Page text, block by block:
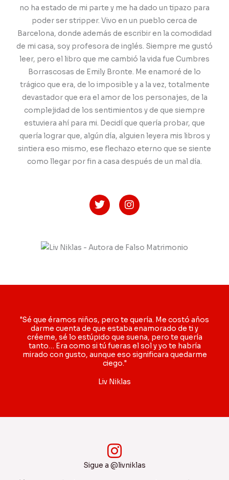
no ha estado de mi parte y me ha dado un tipazo para
poder ser stripper. Vivo en un pueblo cerca de
Barcelona, donde además de escribir en la comodidad
de mi casa, soy profesora de inglés. Siempre me gustó
leer, pero el libro que me cambió la vida fue Cumbres
Borrascosas de Emily Bronte. Me enamoré de lo
trágico que era, de lo imposible y a la vez, totalmente
devastador que era el amor de los personajes, de la
complejidad de los sentimientos y de que siempre
estuviera ahí para mi. Decidí que quería probar, que
quería lograr que, algún día, alguien leyera mis libros y
sintiera eso mismo, ese flechazo eterno que se siente
como llegar por fin a casa después de un mal día.
w
i
t
r
n
s
t
r
"Sé que éramos niños, pero te quería. Me costó años
darme cuenta de que estaba enamorado de ti y
créeme, sé lo estúpido que suena, pero te quería
tanto… Era como si tú fueras el sol y yo te habría
mirado con gusto, aunque eso significara quedarme
ciego."
Liv Niklas
Sigue a @livniklas